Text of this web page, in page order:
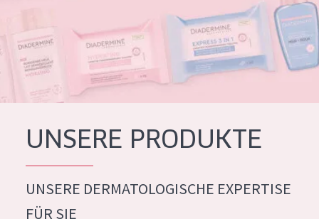
PRODUKTTYP
ALLE PRODUKTE
inhaltsstoffe
Über uns
Inspiration
Kontakt
French
UNSERE PRODUKTE
UNSERE DERMATOLOGISCHE EXPERTISE
FÜR SIE